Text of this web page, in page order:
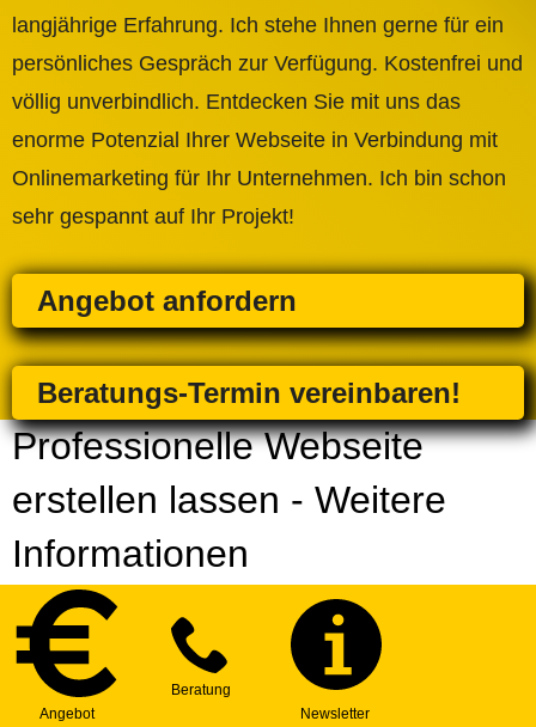
langjährige Erfahrung. Ich stehe Ihnen gerne für ein
persönliches Gespräch zur Verfügung. Kostenfrei und
völlig unverbindlich. Entdecken Sie mit uns das
enorme Potenzial Ihrer Webseite in Verbindung mit
Onlinemarketing für Ihr Unternehmen. Ich bin schon
sehr gespannt auf Ihr Projekt!
Angebot anfordern
Beratungs-Termin vereinbaren!
Professionelle Webseite
erstellen lassen - Weitere
Informationen
Webseite Profi-Leistungen für Firmen in
der Nähe von Bad Soden am Taunus,
Stadt
Zusätzlich oder einzeln